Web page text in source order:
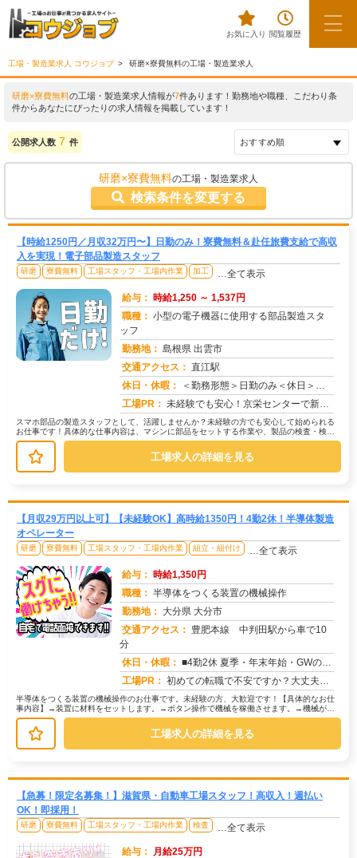
お気に入り 閲覧履歴
工場・製造業求人 コウジョブ 研磨×寮費無料の工場・製造業求人
研磨×寮費無料の工場・製造業求人情報が7件あります！勤務地や職種、こだわり条
件からあなたにぴったりの求人情報を掲載しています！
公開求人数 7 件
研磨×寮費無料の工場・製造業求人
検索条件を変更する
【時給1250円／月収32万円〜】日勤のみ！寮費無料＆赴任旅費支給で高収
入を実現！電子部品製造スタッフ
研磨 寮費無料 工場スタッフ・工場内作業 加工 …全て表示
給与： 時給1,250 ～ 1,537円
職種： 小型の電子機器に使用する部品製造スタ
ッフ
勤務地： 島根県 出雲市
交通アクセス： 直江駅
休日・休暇：
＜勤務形態＞日勤のみ＜休日＞工場カレンダーによる
工場PR： 未経験でも安心！京栄センターで新しい一歩を踏み出してみませんか？→2000人以上の紹介実績があり、安心してスタート...
スマホ部品の製造スタッフとして、活躍しませんか？未経験の方でも安心して始められる
お仕事です！具体的な仕事内容は、マシンに部品をセットする作業や、製品の検査・検品
など。→ 機械操作はシンプルで、丁...
工場求人の詳細を見る
【月収29万円以上可】【未経験OK】高時給1350円！4勤2休！半導体製造
オペレーター
研磨 寮費無料 工場スタッフ・工場内作業 組立・組付け …全て表示
給与： 時給1,350円
職種： 半導体をつくる装置の機械操作
勤務地： 大分県 大分市
交通アクセス： 豊肥本線 中判田駅から車で10
分
休日・休暇： ■4勤2休 夏季・年末年始・GWの長期休みあり
工場PR： 初めての転職で不安ですか？大丈夫！株式会社京栄センターなら、90%の方が不安を解消して活躍しています！☆赴任費用は...
半導体をつくる装置の機械操作のお仕事です。未経験の方、大歓迎です！【具体的なお仕
事内容】→装置に材料をセットします。→ボタン操作で機械を稼働させます。→機械が止
まったら、部品を取り出します。研修...
工場求人の詳細を見る
【急募！限定名募集！】滋賀県・自動車工場スタッフ！高収入！週払い
OK！即採用！
研磨 寮費無料 工場スタッフ・工場内作業 検査 …全て表示
給与： 月給25万円